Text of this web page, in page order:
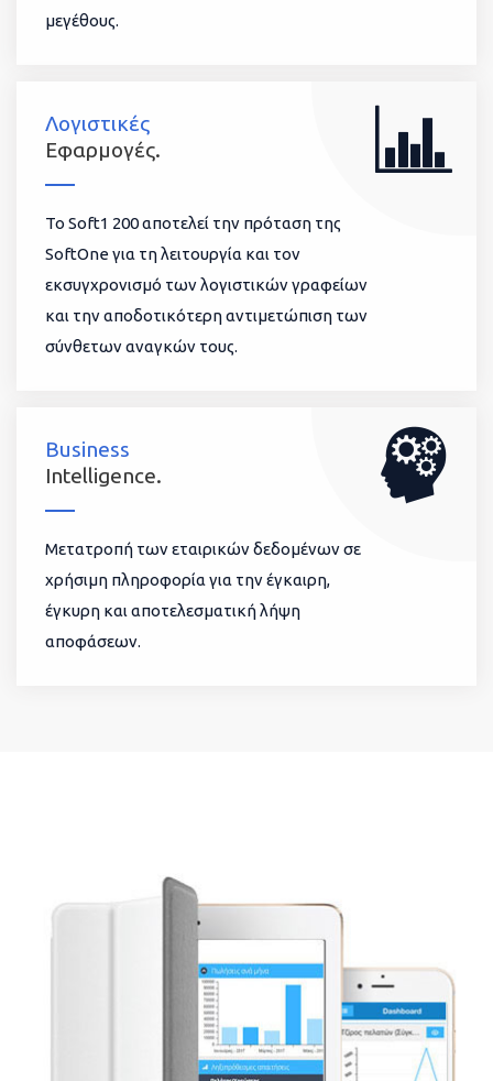
μεγέθους.
Λογιστικές
Εφαρμογές.
To Soft1 200 αποτελεί την πρόταση της
SoftOne για τη λειτουργία και τον
εκσυγχρονισμό των λογιστικών γραφείων
και την αποδοτικότερη αντιμετώπιση των
σύνθετων αναγκών τους.
Business
Intelligence.
Μετατροπή των εταιρικών δεδομένων σε
χρήσιμη πληροφορία για την έγκαιρη,
έγκυρη και αποτελεσματική λήψη
αποφάσεων.